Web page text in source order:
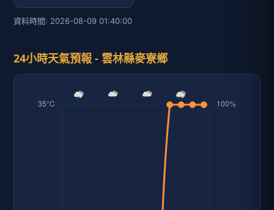
資料時間: 2026-08-09 01:40:00
24小時天氣預報 - 雲林縣麥寮鄉